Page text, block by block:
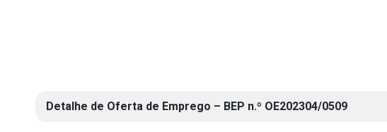
Detalhe de Oferta de Emprego – BEP n.º OE202304/0509